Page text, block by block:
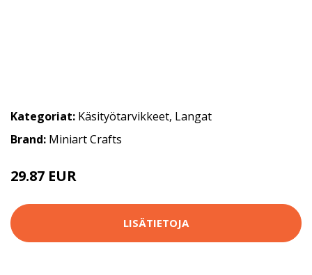
Kategoriat: Käsityötarvikkeet, Langat
Brand: Miniart Crafts
29.87 EUR
LISÄTIETOJA